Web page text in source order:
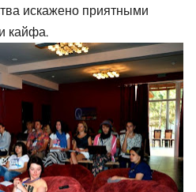
искажено приятными
кайфа.